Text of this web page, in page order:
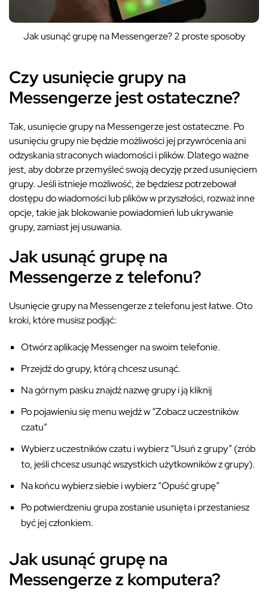
Jak usunąć grupę na Messengerze? 2 proste sposoby
Czy usunięcie grupy na
Messengerze jest ostateczne?
Tak, usunięcie grupy na Messengerze jest ostateczne. Po
usunięciu grupy nie będzie możliwości jej przywrócenia ani
odzyskania straconych wiadomości i plików. Dlatego ważne
jest, aby dobrze przemyśleć swoją decyzję przed usunięciem
grupy. Jeśli istnieje możliwość, że będziesz potrzebował
dostępu do wiadomości lub plików w przyszłości, rozważ inne
opcje, takie jak blokowanie powiadomień lub ukrywanie
grupy, zamiast jej usuwania.
Jak usunąć grupę na
Messengerze z telefonu?
Usunięcie grupy na Messengerze z telefonu jest łatwe. Oto
kroki, które musisz podjąć:
Otwórz aplikację Messenger na swoim telefonie.
Przejdź do grupy, którą chcesz usunąć.
Na górnym pasku znajdź nazwę grupy i ją kliknij
Po pojawieniu się menu wejdź w “Zobacz uczestników
czatu”
Wybierz uczestników czatu i wybierz “Usuń z grupy” (zrób
to, jeśli chcesz usunąć wszystkich użytkowników z grupy).
Na końcu wybierz siebie i wybierz “Opuść grupę”
Po potwierdzeniu grupa zostanie usunięta i przestaniesz
być jej członkiem.
Jak usunąć grupę na
Messengerze z komputera?